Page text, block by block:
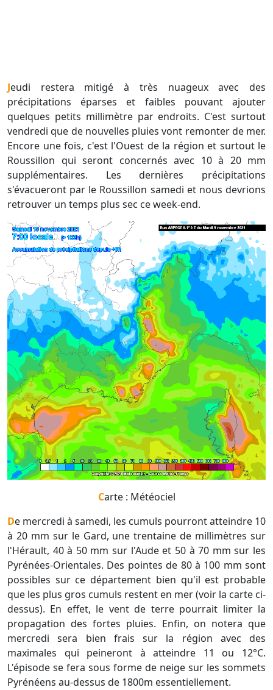
Jeudi restera mitigé à très nuageux avec des
précipitations éparses et faibles pouvant ajouter
quelques petits millimètre par endroits. C'est surtout
vendredi que de nouvelles pluies vont remonter de mer.
Encore une fois, c'est l'Ouest de la région et surtout le
Roussillon qui seront concernés avec 10 à 20 mm
supplémentaires. Les dernières précipitations
s'évacueront par le Roussillon samedi et nous devrions
retrouver un temps plus sec ce week-end.
Carte : Météociel
De mercredi à samedi, les cumuls pourront atteindre 10
à 20 mm sur le Gard, une trentaine de millimètres sur
l'Hérault, 40 à 50 mm sur l'Aude et 50 à 70 mm sur les
Pyrénées-Orientales. Des pointes de 80 à 100 mm sont
possibles sur ce département bien qu'il est probable
que les plus gros cumuls restent en mer (voir la carte ci-
dessus). En effet, le vent de terre pourrait limiter la
propagation des fortes pluies. Enfin, on notera que
mercredi sera bien frais sur la région avec des
maximales qui peineront à atteindre 11 ou 12°C.
L'épisode se fera sous forme de neige sur les sommets
Pyrénéens au-dessus de 1800m essentiellement.